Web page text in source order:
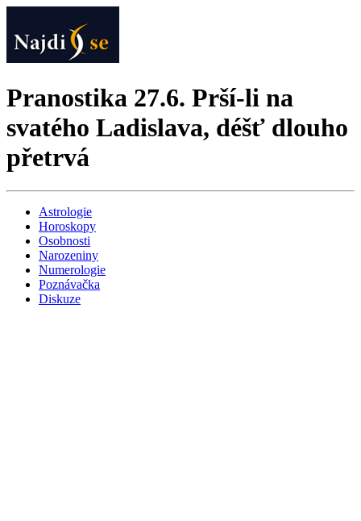
Pranostika 27.6. Prší-li na
svatého Ladislava, déšť dlouho
přetrvá
Astrologie
Horoskopy
Osobnosti
Narozeniny
Numerologie
Poznávačka
Diskuze